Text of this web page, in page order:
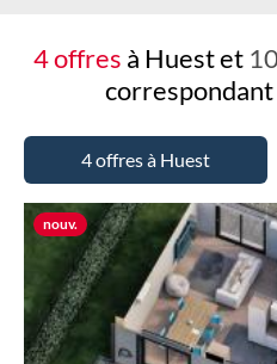
4 offres à Huest et
4 offres à Huest
nouv.Nouvelle offre